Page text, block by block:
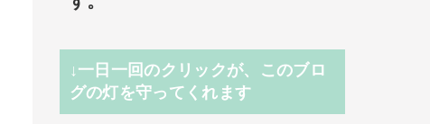
↓一日一回のクリックが、このブロ
グの灯を守ってくれます